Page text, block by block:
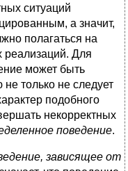
ситуаций
а значит,
полагаться на
реализаций. Для
может быть
только не следует
подобного
некорректных
поведение.
зависящее от